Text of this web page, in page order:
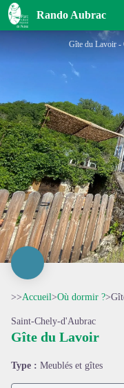
Rando Aubrac
Gîte du Lavoir
Gîte du Lavoir
>>Accueil>Où dormir ?>
Saint-Chely-d'Aubrac
Gîte du Lavoir
Type : Meublés et gîtes